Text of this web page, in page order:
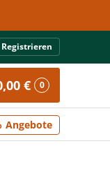
€ 0
Angebote